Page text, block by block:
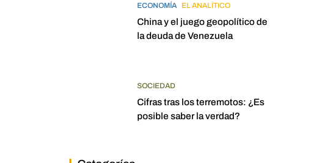
ECONOMÍA EL ANALÍTICO
China y el juego geopolítico de
la deuda de Venezuela
SOCIEDAD
Cifras tras los terremotos: ¿Es
posible saber la verdad?